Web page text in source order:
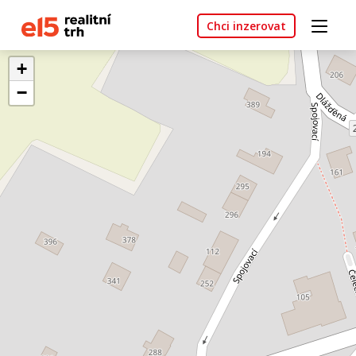
Chci inzerovat
+
−